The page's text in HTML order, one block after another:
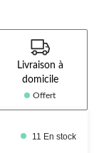
Livraison à
domicile
Offert
11 En stock